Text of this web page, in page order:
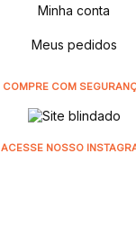
Minha conta
Meus pedidos
COMPRE COM
ACESSE NOSSO